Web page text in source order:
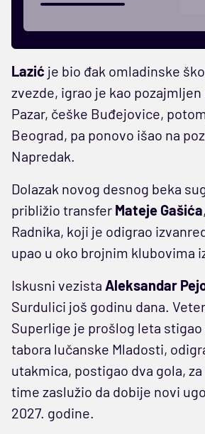
Lazić je bio đak omladinske
zvezde, igrao je kao pozajmljen
Pazar, češke Buđejovice,
Beograd, pa ponovo išao na
Napredak.
Dolazak novog desnog beka
približio transfer Mateje Gašića
Radnika, koji je odigrao
upao u oko brojnim klubovima
Iskusni vezista Aleksandar
Surdulici još godinu dana.
Superlige je prošlog leta stigao
tabora lučanske Mladosti,
utakmica, postigao dva gola,
time zaslužio da dobije novi
2027. godine.